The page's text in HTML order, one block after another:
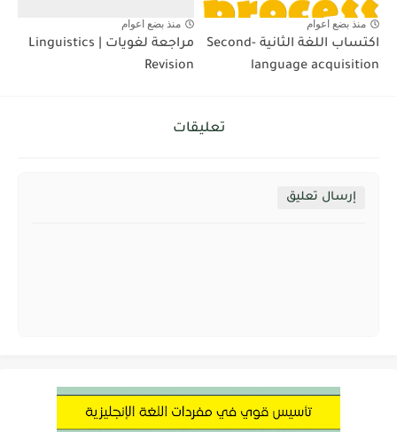
منذ بضع اعوام
اكتساب اللغة الثانية Second-
language acquisition
منذ بضع اعوام
مراجعة لغويات | Linguistics
Revision
تعليقات
إرسال تعليق